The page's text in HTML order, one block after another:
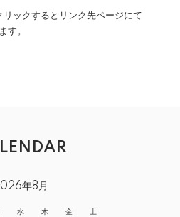
ックするとリンク先ページにて
す。
年8月
水 木 金 土